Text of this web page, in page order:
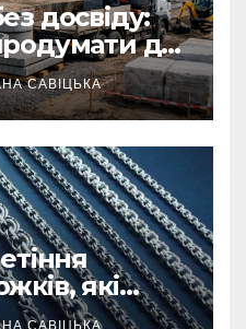
досвіду:
до
на
САВІЦЬКА
які